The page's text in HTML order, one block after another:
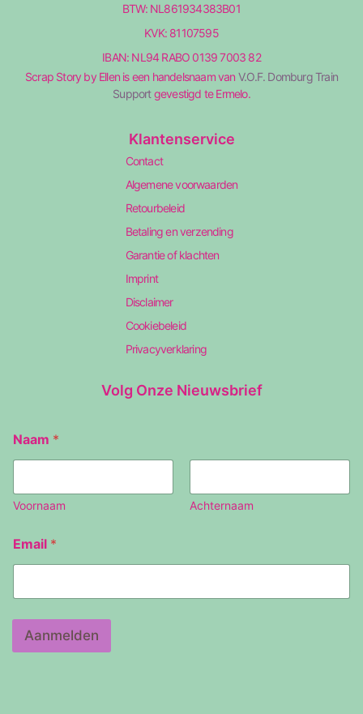
BTW: NL861934383B01
KVK: 81107595
IBAN: NL94 RABO 0139 7003 82
Scrap Story by Ellen is een handelsnaam van V.O.F. Domburg Train
Supportgevestigd te Ermelo.
Klantenservice
Contact
Algemene voorwaarden
Retourbeleid
Betaling en verzending
Garantie of klachten
Imprint
Disclaimer
Cookiebeleid
Privacyverklaring
Volg Onze Nieuwsbrief
Naam *
Voornaam Achternaam
m
a
l
a
m
Email *
Aanmelden